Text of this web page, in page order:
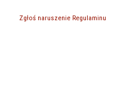
Zgłoś naruszenie Regulaminu